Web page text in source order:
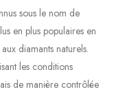
sous le nom de
en plus populaires en
diamants naturels.
les conditions
de manière contrôlée